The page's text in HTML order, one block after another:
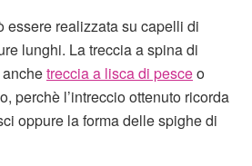
essere realizzata su capelli di
lunghi. La treccia a spina di
treccia a lisca di pesceo
perchè l’intreccio ottenuto ricorda
oppure la forma delle spighe di